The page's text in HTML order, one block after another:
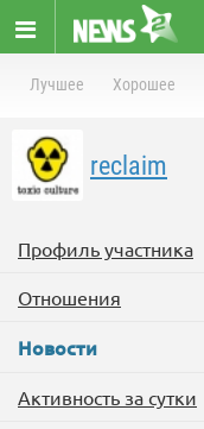
Лучшее Хорошее
reclaim
Профиль участника
Отношения
Новости
Активность за сутки